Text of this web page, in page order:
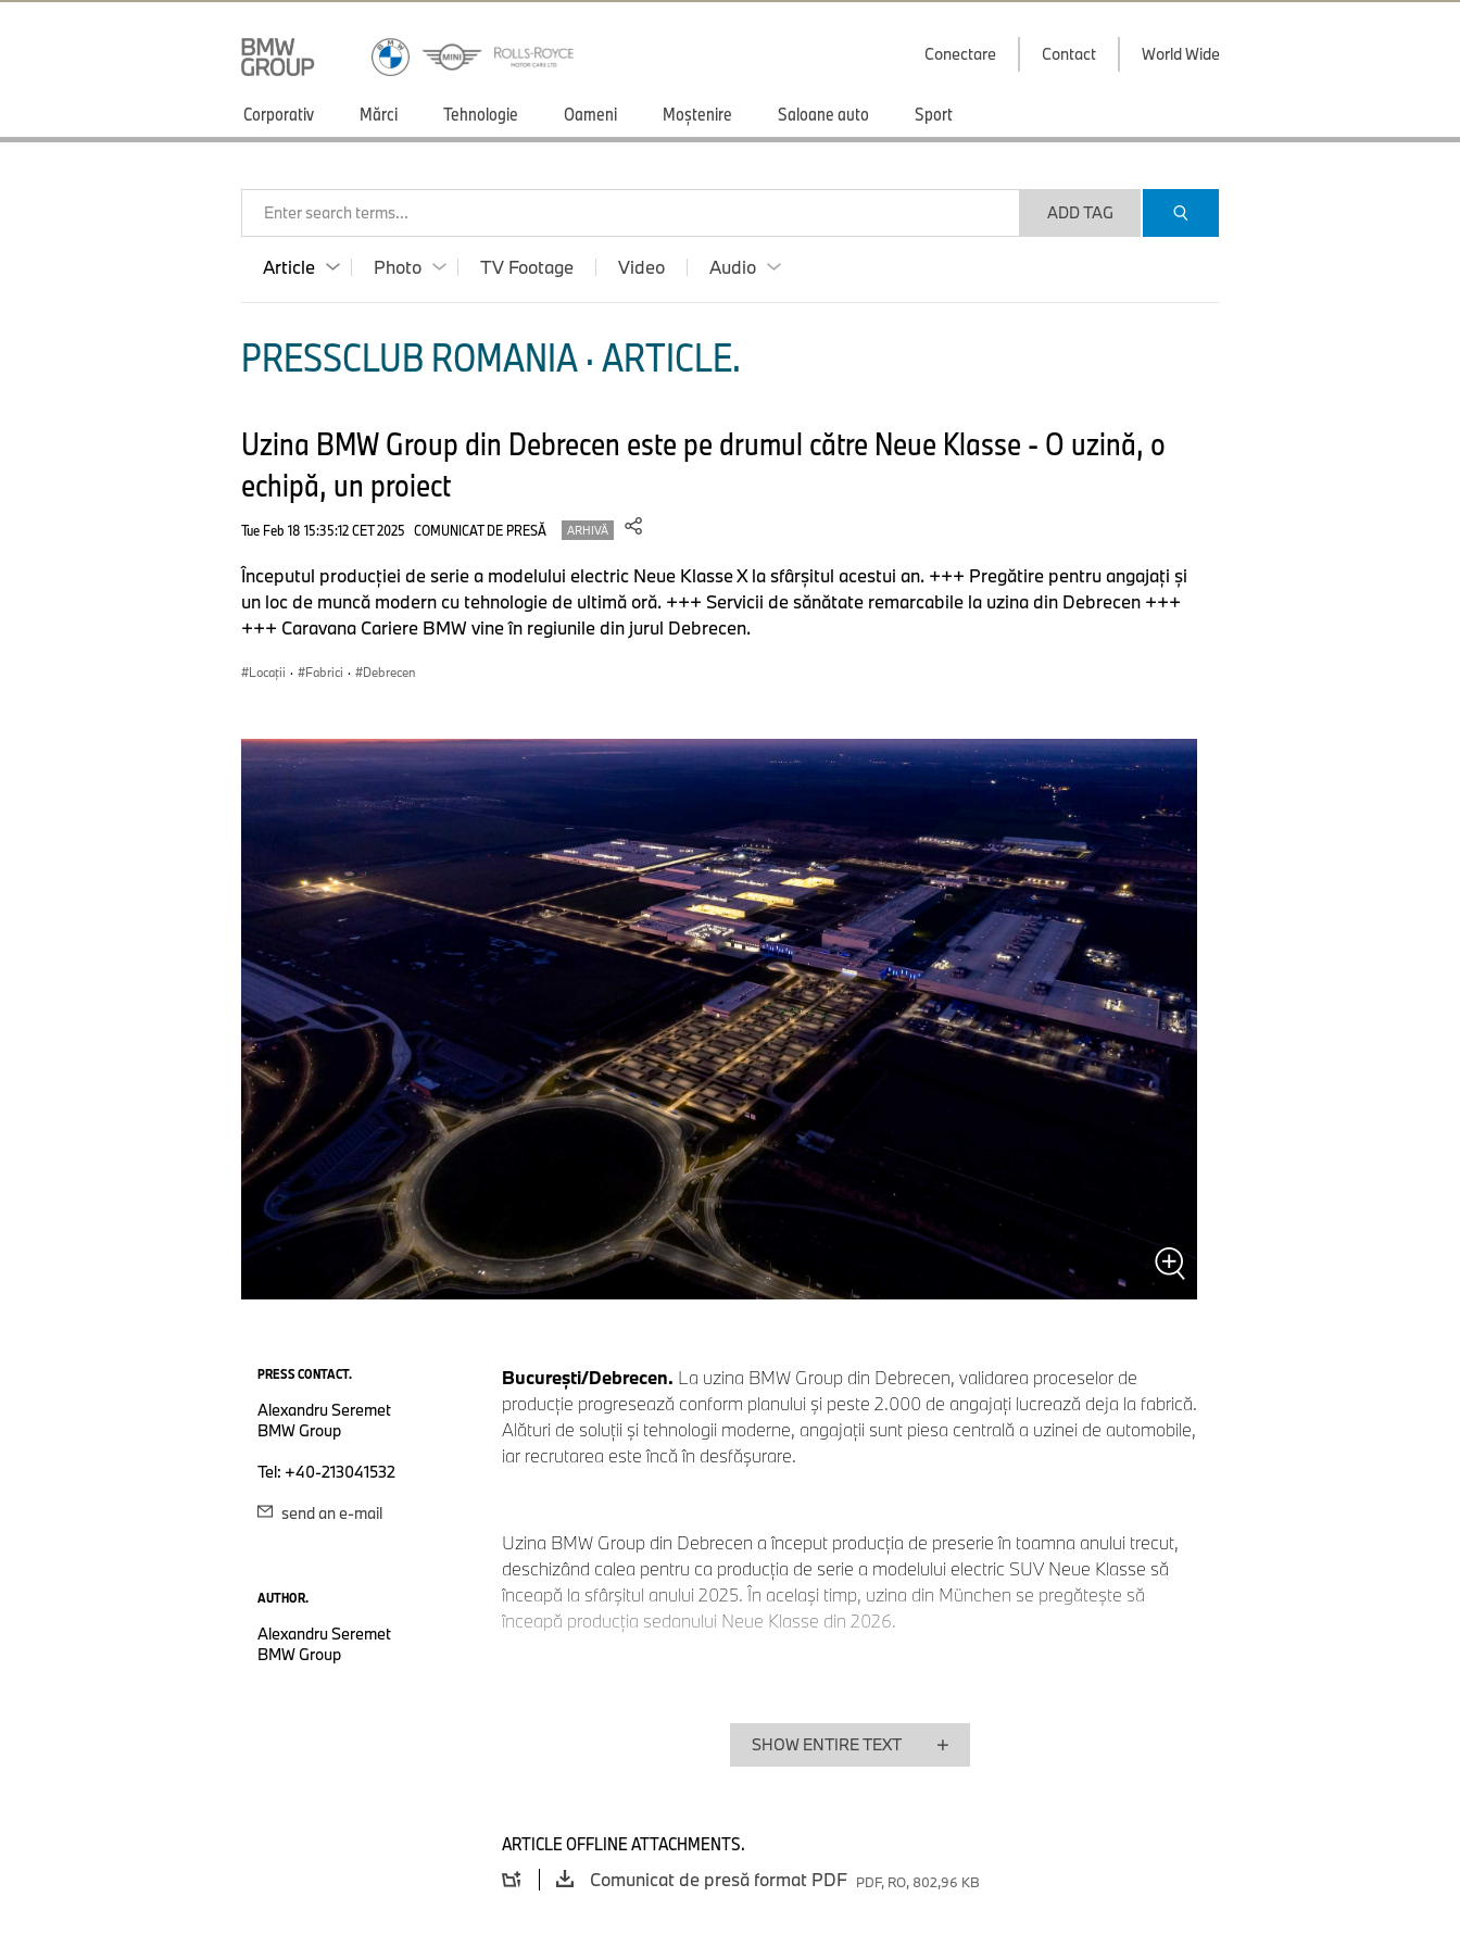
Conectare Contact World Wide
Corporativ Mărci Tehnologie Oameni Moștenire Saloane auto Sport
Enter search terms... ADD TAG
Article Photo TV Footage Video Audio
PRESSCLUB ROMANIA · ARTICLE.
Uzina BMW Group din Debrecen este pe drumul către Neue Klasse - O uzină, o
echipă, un proiect
Tue Feb 18 15:35:12 CET 2025 COMUNICAT DE PRESĂ ARHIVĂ
Începutul producţiei de serie a modelului electric Neue Klasse X la sfârşitul acestui an. +++ Pregătire pentru angajaţi şi
un loc de muncă modern cu tehnologie de ultimă oră. +++ Servicii de sănătate remarcabile la uzina din Debrecen +++
+++ Caravana Cariere BMW vine în regiunile din jurul Debrecen.
Locații · Fabrici · Debrecen
PRESS CONTACT.
Alexandru Seremet
BMW Group
Tel: +40-213041532
send an e-mail
AUTHOR.
Alexandru Seremet
BMW Group
Bucureşti/Debrecen. La uzina BMW Group din Debrecen, validarea proceselor de
producţie progresează conform planului şi peste 2.000 de angajaţi lucrează deja la fabrică.
Alături de soluții și tehnologii moderne, angajaţii sunt piesa centrală a uzinei de automobile,
iar recrutarea este încă în desfăşurare.
Uzina BMW Group din Debrecen a început producţia de preserie în toamna anului trecut,
deschizând calea pentru ca producţia de serie a modelului electric SUV Neue Klasse să
înceapă la sfârşitul anului 2025. În același timp, uzina din München se pregăteşte să
înceapă producţia sedanului Neue Klasse din 2026.
importante ale fabricii: hala de caroserie, hala de vopsitorie și hala pentru asamblare finală.
SHOW ENTIRE TEXT
ARTICLE OFFLINE ATTACHMENTS.
Comunicat de presă format PDF PDF, RO, 802,96 KB